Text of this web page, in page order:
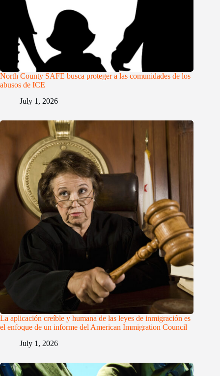
North County SAFE busca proteger a las comunidades de los
abusos de ICE
July 1, 2026
La aplicación creíble y humana de las leyes de inmigración es
el enfoque de un informe del American Immigration Council
July 1, 2026